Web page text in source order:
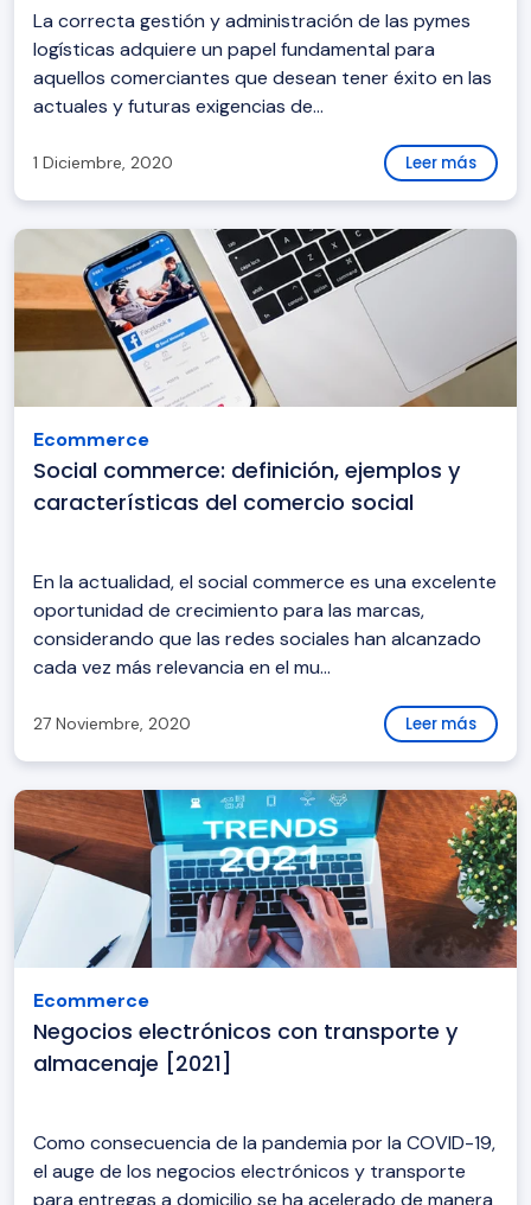
La correcta gestión y administración de las pymes
logísticas adquiere un papel fundamental para
aquellos comerciantes que desean tener éxito en las
actuales y futuras exigencias de...
1 Diciembre, 2020 Leer más
Ecommerce
Social commerce: definición, ejemplos y
características del comercio social
En la actualidad, el social commerce es una excelente
oportunidad de crecimiento para las marcas,
considerando que las redes sociales han alcanzado
cada vez más relevancia en el mu...
27 Noviembre, 2020 Leer más
Ecommerce
Negocios electrónicos con transporte y
almacenaje [2021]
Como consecuencia de la pandemia por la COVID-19,
el auge de los negocios electrónicos y transporte
para entregas a domicilio se ha acelerado de manera